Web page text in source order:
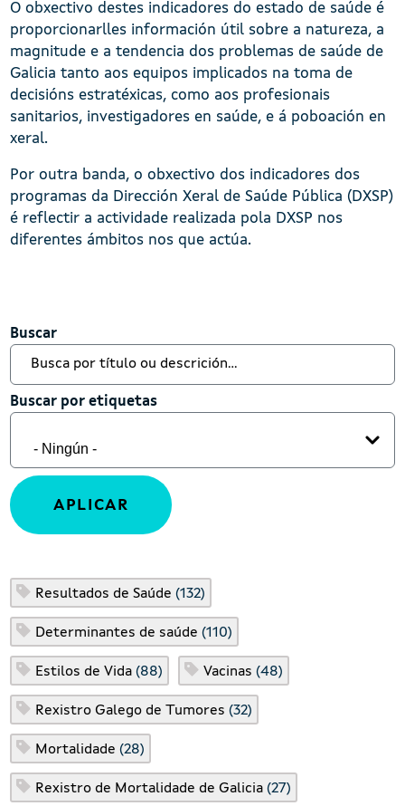
O obxectivo destes indicadores do estado de saúde é
proporcionarlles información útil sobre a natureza, a
magnitude e a tendencia dos problemas de saúde de
Galicia tanto aos equipos implicados na toma de
decisións estratéxicas, como aos profesionais
sanitarios, investigadores en saúde, e á poboación en
xeral.
Por outra banda, o obxectivo dos indicadores dos
programas da Dirección Xeral de Saúde Pública (DXSP)
é reflectir a actividade realizada pola DXSP nos
diferentes ámbitos nos que actúa.
Buscar
Buscar
Buscar por etiquetas
Buscar por etiquetas
Resultados de Saúde (132)
Determinantes de saúde (110)
Estilos de Vida (88) Vacinas (48)
Rexistro Galego de Tumores (32)
Mortalidade (28)
Rexistro de Mortalidade de Galicia (27)